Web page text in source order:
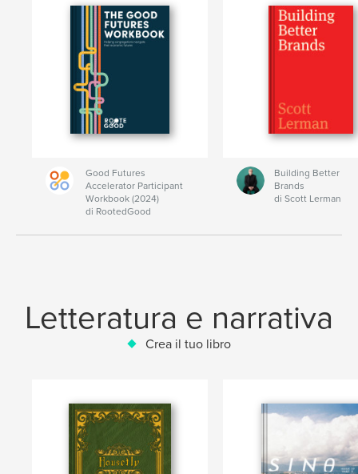
Good Futures
Accelerator Participant
Workbook (2024)
di RootedGood
Building Better
Brands
di Scott Lerman
Letteratura e narrativa
Crea il tuo libro